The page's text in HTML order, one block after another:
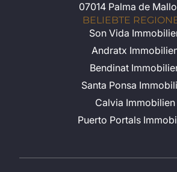
07014 Palma de
BELIEBTE
Son Vida
Andratx
Bendinat
Santa Ponsa
Calvia Immobilien
Puerto Portals